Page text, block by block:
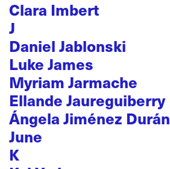
Clara Imbert
J
Daniel Jablonski
Luke James
Myriam Jarmache
Ellande Jaureguiberry
Ángela Jiménez Durán
June
K